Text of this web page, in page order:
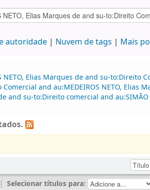
autoridade Nuvem de tags Mais
Elias Marques de and su-to:Direito
and au:MEDEIROS NETO, Elias
and su-to:Direito comercial and
| Selecionar títulos para: